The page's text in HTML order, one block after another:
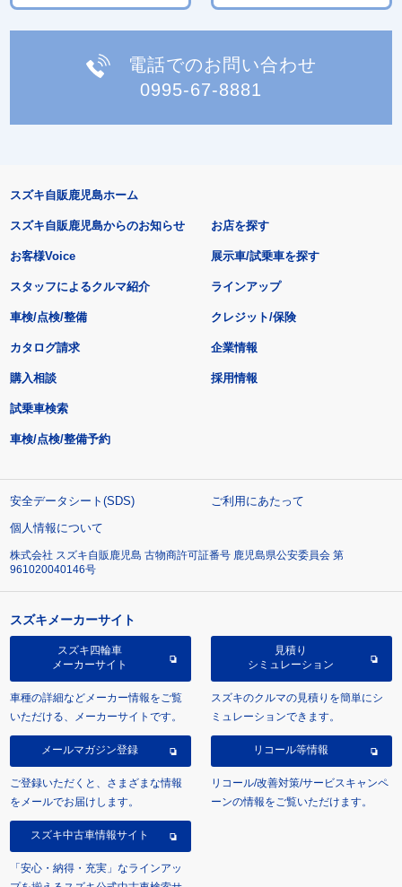
電話でのお問い合わせ
0995-67-8881
スズキ自販鹿児島ホーム
スズキ自販鹿児島からのお知らせ
お客様Voice
スタッフによるクルマ紹介
お店を探す
展示車/試乗車を探す
ラインアップ
車検/点検/整備 クレジット/保険
カタログ請求
購入相談
試乗車検索
車検/点検/整備予約
企業情報
採用情報
安全データシート(SDS)
ご利用にあたって
個人情報について
株式会社 スズキ自販鹿児島 古物商許可証番号 鹿児島県公安委員会 第
961020040146号
スズキメーカーサイト
スズキ四輪車
メーカーサイト
車種の詳細などメーカー情報をご覧
いただける、メーカーサイトです。
見積り
シミュレーション
スズキのクルマの見積りを簡単にシ
ミュレーションできます。
メールマガジン登録
ご登録いただくと、さまざまな情報
をメールでお届けします。
リコール等情報
リコール/改善対策/サービスキャンペ
ーンの情報をご覧いただけます。
スズキ中古車情報サイト
「安心・納得・充実」なラインアッ